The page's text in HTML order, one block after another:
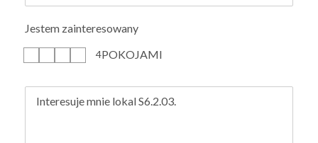
Jestem zainteresowany
4POKOJAMI